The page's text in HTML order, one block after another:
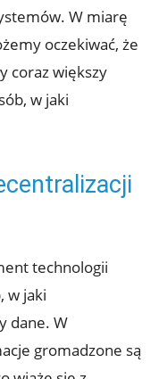
W ⁣miarę
oczekiwać,⁢ że
coraz większy
⁣w jaki
technologii
w jaki
dane. ⁢W
gromadzone są⁤